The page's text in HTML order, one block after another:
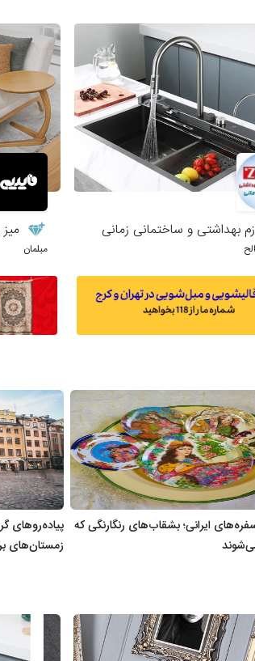
بهداشتی و ساختمانی زمانی
مبلمان
ایرانی؛ بشقاب‌های رنگارنگی که پیاده‌روهای
زمستان‌های